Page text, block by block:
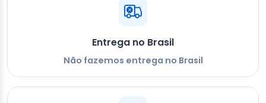
Entrega no Brasil
Não fazemos entrega no Brasil